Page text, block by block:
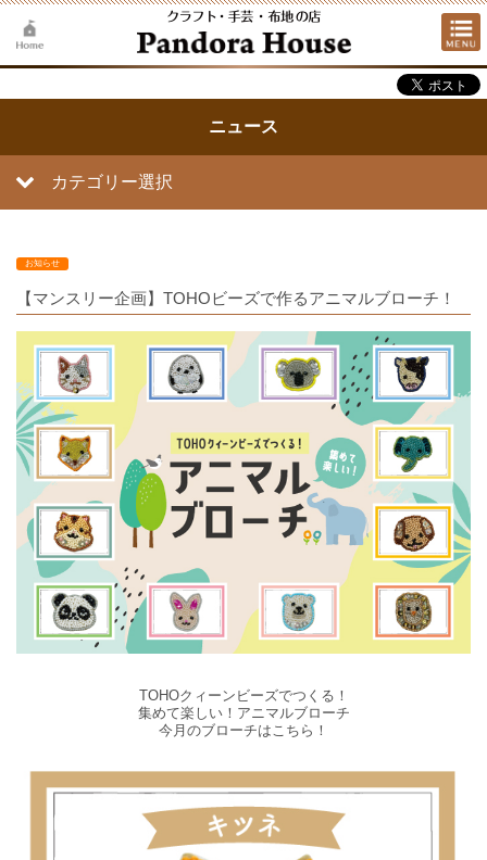
ニュース
カテゴリー選択
お知らせ
【マンスリー企画】TOHOビーズで作るアニマルブローチ！
TOHOクィーンビーズでつくる！
集めて楽しい！アニマルブローチ
今月のブローチはこちら！